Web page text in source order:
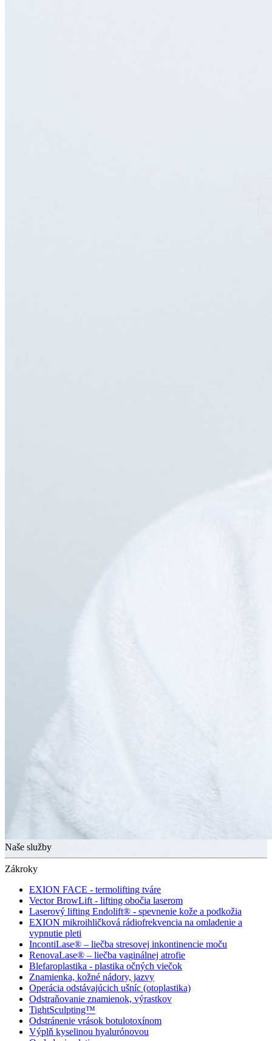
Naše služby
Zákroky
EXION FACE - termolifting tváre
Vector BrowLift - lifting obočia laserom
Laserový lifting Endolift® - spevnenie kože a podkožia
EXION mikroihličková rádiofrekvencia na omladenie a
vypnutie pleti
IncontiLase® – liečba stresovej inkontinencie moču
RenovaLase® – liečba vaginálnej atrofie
Blefaroplastika - plastika očných viečok
Znamienka, kožné nádory, jazvy
Operácia odstávajúcich ušníc (otoplastika)
Odstraňovanie znamienok, výrastkov
TightSculpting™
Odstránenie vrások botulotoxínom
Výplň kyselinou hyalurónovou